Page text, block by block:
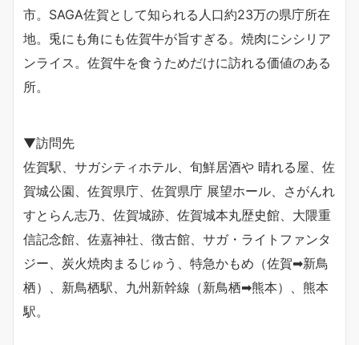
市。SAGA佐賀として知られる人口約23万の県庁所在
地。兎にも角にも佐賀牛が旨すぎる。焼肉にシシリア
ンライス。佐賀牛を食うためだけに訪れる価値のある
所。
▼訪問先
佐賀駅、サガシティホテル、旬鮮居酒や 晴れる屋、佐
賀城公園、佐賀県庁、佐賀県庁 展望ホール、さがんれ
すとらん志乃、佐賀城跡、佐賀城本丸歴史館、大隈重
信記念館、佐嘉神社、徴古館、サガ・ライトファンタ
ジー、炭火焼肉まるじゅう、特急かもめ（佐賀➡︎新鳥
栖）、新鳥栖駅、九州新幹線（新鳥栖➡︎熊本）、熊本
駅。